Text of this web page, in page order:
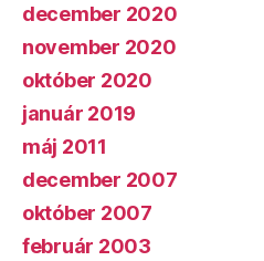
december 2020
november 2020
október 2020
január 2019
máj 2011
december 2007
október 2007
február 2003